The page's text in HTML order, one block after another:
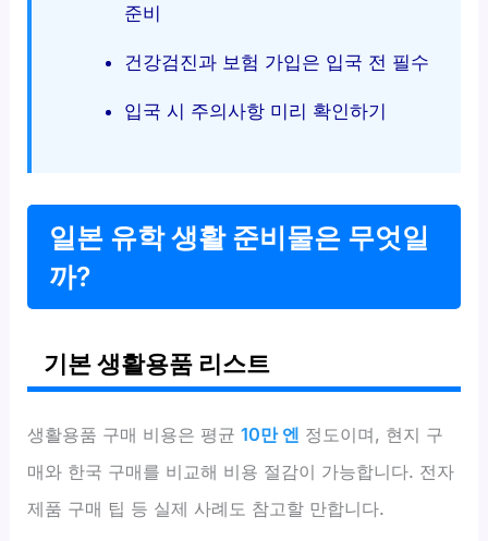
준비
건강검진과 보험 가입은 입국 전 필수
입국 시 주의사항 미리 확인하기
일본 유학 생활 준비물은 무엇일
까?
기본 생활용품 리스트
생활용품 구매 비용은 평균10만 엔 정도이며, 현지 구
매와 한국 구매를 비교해 비용 절감이 가능합니다. 전자
제품 구매 팁 등 실제 사례도 참고할 만합니다.